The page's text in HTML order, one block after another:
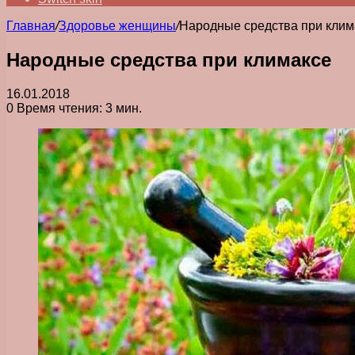
Главная/Здоровье женщины/Народные средства при
Народные средства при климаксе
16.01.2018
0 Время чтения: 3 мин.